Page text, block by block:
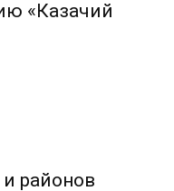
«Казачий
районов